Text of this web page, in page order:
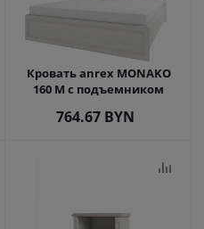
Кровать anrex MONAKO
160 M с подъемником
764.67 BYN